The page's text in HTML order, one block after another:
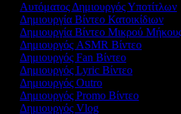
Αυτόματος Δημιουργός Υποτίτλων
Δημιουργία Βίντεο Κατοικίδιων
Δημιουργία Βίντεο Μικρού Μήκους
Δημιουργός ASMR Βίντεο
Δημιουργός Fan Βίντεο
Δημιουργός Lyric Βίντεο
Δημιουργός Outro
Δημιουργός Promo Βίντεο
Δημιουργός Vlog